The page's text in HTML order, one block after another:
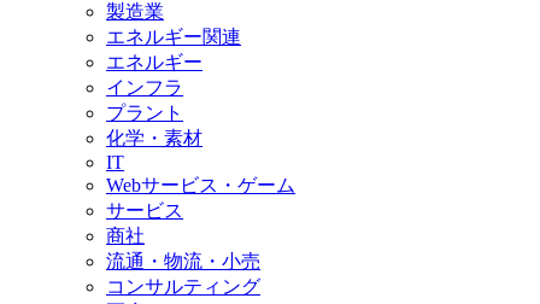
製造業
エネルギー関連
エネルギー
インフラ
プラント
化学・素材
IT
Webサービス・ゲーム
サービス
商社
流通・物流・小売
コンサルティング